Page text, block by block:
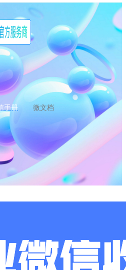
手册 微文档